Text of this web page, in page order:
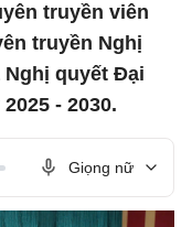
truyền viên
truyền Nghị
quyết Đại
- 2030.
Giọng nữ